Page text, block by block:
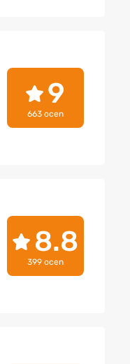
9
663 ocen
8.8
399 ocen